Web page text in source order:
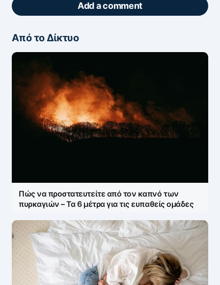
Add a comment
ΖΩΝΤΑΝΆ ΣΧΌΛΙΑ
ΠΡΟΣΤΑΣΊΑ AI
Η ηλ. διεύθυνση σας δεν δημοσιεύεται.
Name
Από το Δίκτυο
Πώς να προστατευτείτε από τον καπνό των
πυρκαγιών – Τα 6 μέτρα για τις ευπαθείς ομάδες